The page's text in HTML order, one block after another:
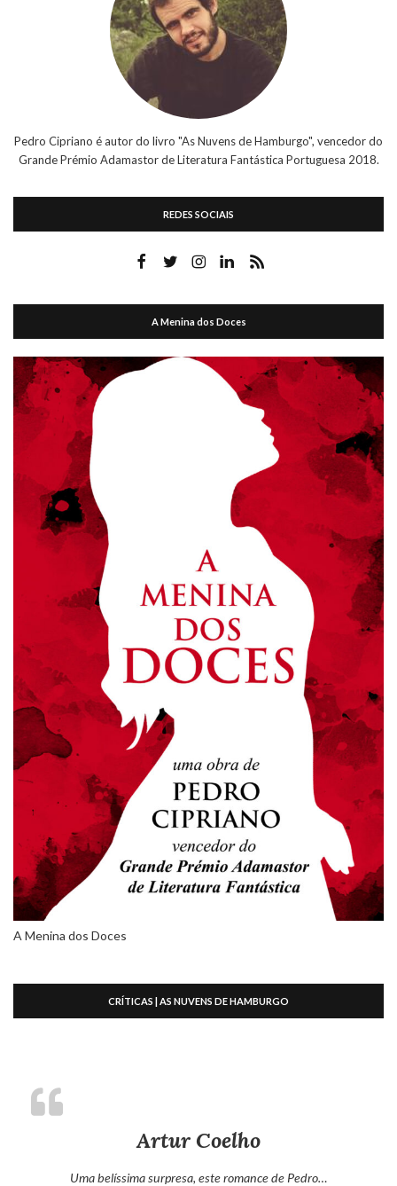
Pedro Cipriano é autor do livro "As Nuvens de Hamburgo", vencedor do
Grande Prémio Adamastor de Literatura Fantástica Portuguesa 2018.
REDES SOCIAIS
A Menina dos Doces
A Menina dos Doces
CRÍTICAS | AS NUVENS DE HAMBURGO
Artur Coelho
Uma belíssima surpresa, este romance de Pedro…